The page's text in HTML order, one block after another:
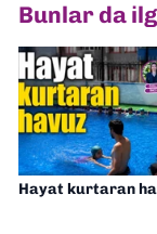
Bunlar da
Hayat kurtaran